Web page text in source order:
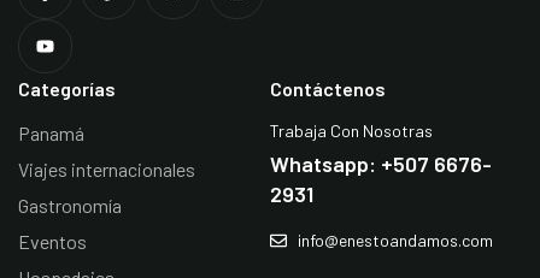
Categorías
Panamá
Viajes internacionales
Gastronomía
Eventos
Contáctenos
Trabaja Con Nosotras
Whatsapp: +507 6676-
2931
info@enestoandamos.com